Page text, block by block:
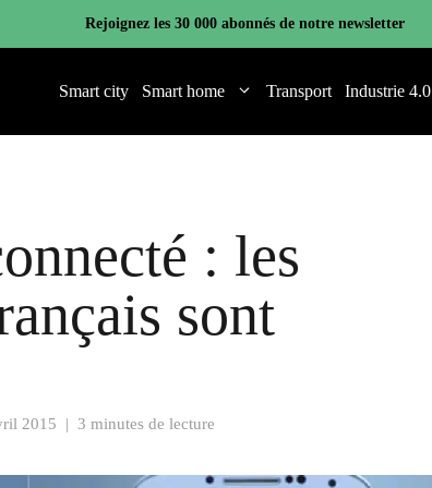
Rejoignez les 30 000 abonnés de notre newsletter
Smart city Smart home Transport Industrie 4.0
: les
sont
2015 | 3 minutes de lecture